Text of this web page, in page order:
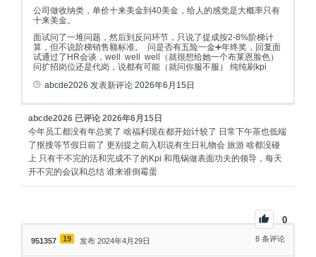
公司做收纳类，单价十来美金到40美金，给人的感觉是大概率只有
十来美金。
面试问了一堆问题，然后到反问环节，只说了提成按2-8%阶梯计
算，但不说阶梯销售额标准。 问是否有五险一金➕年终奖，回复面
试通过了HR会谈，well well well（就很想给她一个布莱恩脸色）
问扩招岗位还是代岗，说都有可能（就问你服不服） 纯纯刷kpi
abcde2026 发表新评论 2026年6月15日
abcde2026 已评论 2026年6月15日
今年员工都没有年总奖了 啥福利现在都开始计较了 日常下午茶也低端
了抠搜等节假日前了 更别提之前入职说有生日礼物会 旅游 啥都没碰
上 只有干不完的活和完成不了的Kpi 和甩锅做表面功夫的领导，每天
开不完的会议和总结 谁来谁倒霉蛋
0
951357 19 发布 2024年4月29日 8 条评论